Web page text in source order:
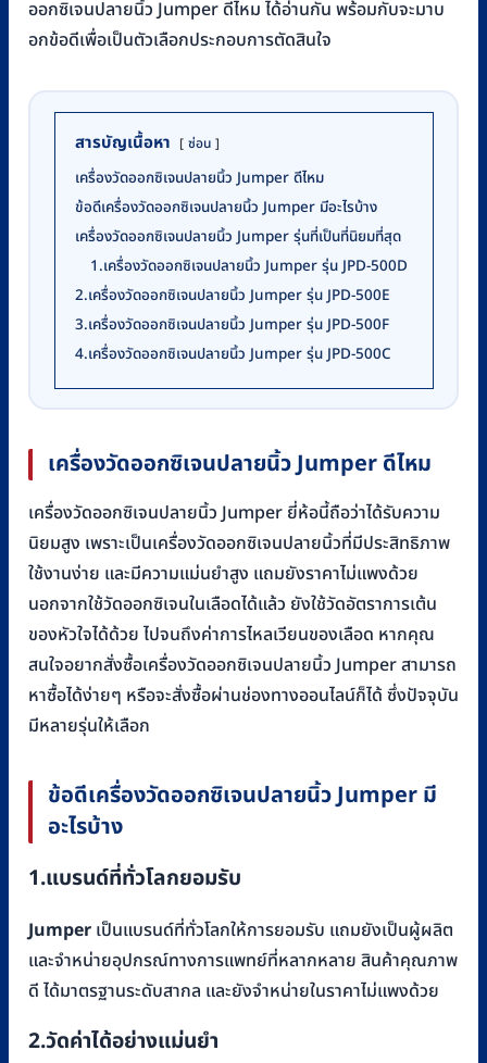
ออกซิเจนปลายนิ้ว Jumper ดีไหม ได้อ่านกัน พร้อมกับจะมาบ
อกข้อดีเพื่อเป็นตัวเลือกประกอบการตัดสินใจ
สารบัญเนื้อหา ซ่อน
เครื่องวัดออกซิเจนปลายนิ้ว Jumper ดีไหม
ข้อดีเครื่องวัดออกซิเจนปลายนิ้ว Jumper มีอะไรบ้าง
เครื่องวัดออกซิเจนปลายนิ้ว Jumper รุ่นที่เป็นที่นิยมที่สุด
1.เครื่องวัดออกซิเจนปลายนิ้ว Jumper รุ่น JPD-500D
2.เครื่องวัดออกซิเจนปลายนิ้ว Jumper รุ่น JPD-500E
3.เครื่องวัดออกซิเจนปลายนิ้ว Jumper รุ่น JPD-500F
4.เครื่องวัดออกซิเจนปลายนิ้ว Jumper รุ่น JPD-500C
เครื่องวัดออกซิเจนปลายนิ้วJumper ดีไหม
เครื่องวัดออกซิเจนปลายนิ้ว Jumper ยี่ห้อนี้ถือว่าได้รับความ
นิยมสูง เพราะเป็นเครื่องวัดออกซิเจนปลายนิ้วที่มีประสิทธิภาพ
ใช้งานง่าย และมีความแม่นยำสูง แถมยังราคาไม่แพงด้วย
นอกจากใช้วัดออกซิเจนในเลือดได้แล้ว ยังใช้วัดอัตราการเต้น
ของหัวใจได้ด้วย ไปจนถึงค่าการไหลเวียนของเลือด หากคุณ
สนใจอยากสั่งซื้อเครื่องวัดออกซิเจนปลายนิ้ว Jumper สามารถ
หาซื้อได้ง่ายๆ หรือจะสั่งซื้อผ่านช่องทางออนไลน์ก็ได้ ซึ่งปัจจุบัน
มีหลายรุ่นให้เลือก
ข้อดีเครื่องวัดออกซิเจนปลายนิ้ว Jumper มี
อะไรบ้าง
1.แบรนด์ที่ทั่วโลกยอมรับ
Jumper เป็นแบรนด์ที่ทั่วโลกให้การยอมรับ แถมยังเป็นผู้ผลิต
และจำหน่ายอุปกรณ์ทางการแพทย์ที่หลากหลาย สินค้าคุณภาพ
ดี ได้มาตรฐานระดับสากล และยังจำหน่ายในราคาไม่แพงด้วย
2.วัดค่าได้อย่างแม่นยำ